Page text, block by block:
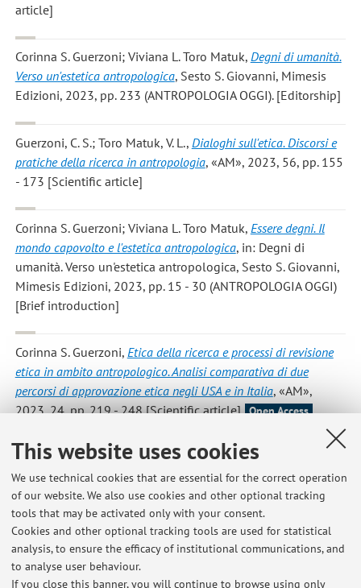
This website uses cookies
We use technical cookies that are essential for the correct operation
of our website. We also use cookies and other optional tracking
tools that may be activated only with your consent.
Cookies and other optional tracking tools are used for statistical
analysis, to ensure the efficacy of institutional communications, and
to analyse user behaviour.
If you close this banner, you will continue to browse using only
article]
Corinna S. Guerzoni; Viviana L. Toro Matuk, Degni di umanità.
Verso un'estetica antropologica, Sesto S. Giovanni, Mimesis
Edizioni, 2023, pp. 233 (ANTROPOLOGIA OGGI). [Editorship]
Guerzoni, C. S.; Toro Matuk, V. L., Dialoghi sull'etica. Discorsi e
pratiche della ricerca in antropologia, «AM», 2023, 56, pp. 155
- 173 [Scientific article]
Corinna S. Guerzoni; Viviana L. Toro Matuk, Essere degni. Il
mondo capovolto e l'estetica antropologica, in: Degni di
umanità. Verso un'estetica antropologica, Sesto S. Giovanni,
Mimesis Edizioni, 2023, pp. 15 - 30 (ANTROPOLOGIA OGGI)
[Brief introduction]
Corinna S. Guerzoni, Etica della ricerca e processi di revisione
etica in ambito antropologico. Analisi comparativa di due
percorsi di approvazione etica negli USA e in Italia, «AM»,
2023, 24, pp. 219 - 248 [Scientific article] Open Access
Corinna S. Guerzoni,Same-Sex Parents: A Case Study from
Italy, in: Social Parenthood in Comparative Perspective, New
York, NYU PRESS, 2023, pp. 33 - 49 [Chapter or essay]
1